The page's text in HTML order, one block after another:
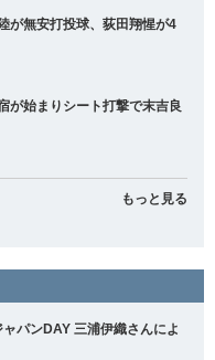
が無安打投球、荻田翔惺が4
が始まりシート打撃で末吉良
もっと見る
パンDAY 三浦伊織さんによ